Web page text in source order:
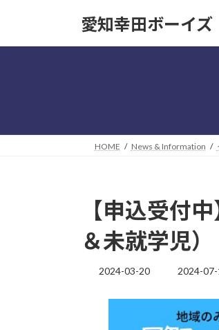
愛知幸田ボーイズ
HOME News & Information
【申込受付中
＆未就学児）
2024-03-20
最
新
日
2024-